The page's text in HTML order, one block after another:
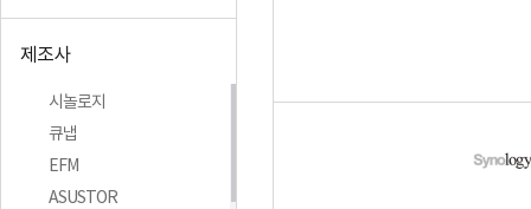
제조사
시놀로지
큐냅
EFM
ASUSTOR